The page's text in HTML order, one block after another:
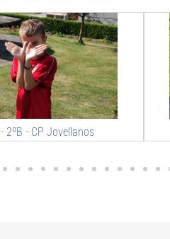
- 2ºB - CP Jovellanos